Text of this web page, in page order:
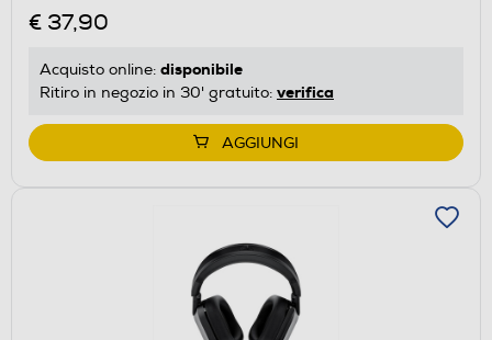
€ 37,90
Acquisto online: disponibile
Ritiro in negozio in 30' gratuito: verifica
AGGIUNGI